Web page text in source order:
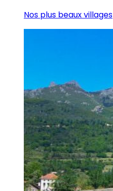
Nos plus beaux villages